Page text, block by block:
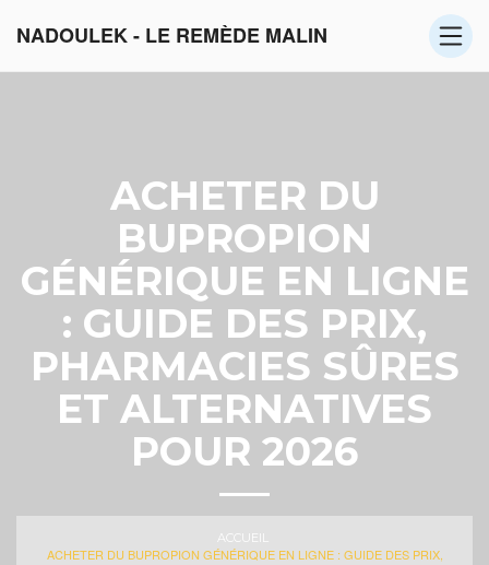
NADOULEK - LE REMÈDE MALIN
ACHETER DU
BUPROPION
GÉNÉRIQUE EN LIGNE
: GUIDE DES PRIX,
PHARMACIES SÛRES
ET ALTERNATIVES
POUR 2026
ACCUEIL
ACHETER DU BUPROPION GÉNÉRIQUE EN LIGNE : GUIDE DES PRIX,